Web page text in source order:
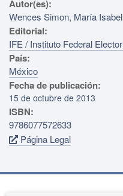
Autor(es):
Wences Simon, María Isabel
Editorial:
IFE / Instituto Federal
País:
México
Fecha de publicación:
15 de octubre de 2013
ISBN:
9786077572633
Página Legal